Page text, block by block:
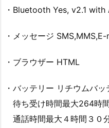
・Bluetooth Yes, v2.1 with
・メッセージ
・ブラウザー HTML
・バッテリー リチウムバ
待ち受け時間最大264時
通話時間最大４時間３０